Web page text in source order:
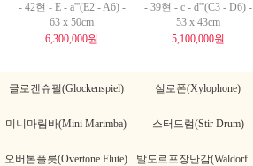
- 42현 - E - a'''(E2 - A6) -
63 x 50cm
6,300,000원
- 39현 - c - d'''(C3 - D6) -
53 x 43cm
5,100,000원
글로켄슈필(Glockenspiel) 실로폰(Xylophone)
미니마림바(Mini Marimba) 스터드럼(Stir Drum)
오버톤플릇(Overtone Flute)